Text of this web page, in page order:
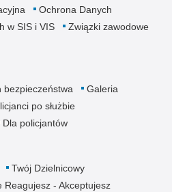
Ochrona Danych
w SIS i VIS
Związki zawodowe
bezpieczeństwa
Galeria
po służbie
Dla policjantów
Twój Dzielnicowy
Reagujesz - Akceptujesz